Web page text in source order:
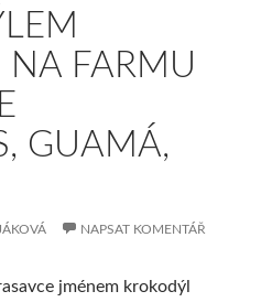
NA FARMU
GUAMÁ,
NAPSAT KOMENTÁŘ
jménem krokodýl